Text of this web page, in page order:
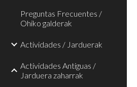
Preguntas Frecuentes /
Ohiko galderak
Actividades / Jarduerak
Actividades Antiguas /
Jarduera zaharrak